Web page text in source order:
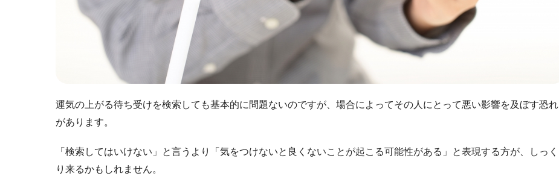
運気の上がる待ち受けを検索しても基本的に問題ないのですが、場合によってその人にとって悪い影響を及ぼす恐れ
があります。
「検索してはいけない」と言うより「気をつけないと良くないことが起こる可能性がある」と表現する方が、しっく
り来るかもしれません。